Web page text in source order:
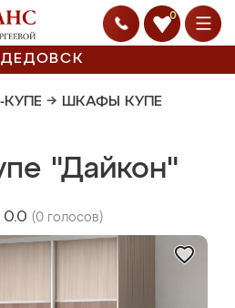
0
ДЕДОВСК
→ ШКАФЫ КУПЕ
"Дайкон"
0.0 (0 голосов)